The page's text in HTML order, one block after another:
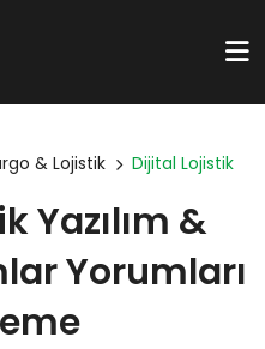
& Lojistik Dijital Lojistik
Yazılım &
Yorumları